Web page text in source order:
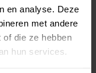
en analyse. Deze
met andere
die ze hebben
hun services.